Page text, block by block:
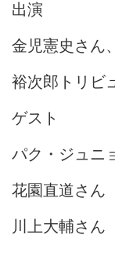
出演
金児憲史さん
裕次郎トリビ
ゲスト
パク・ジュニ
花園直道さん
川上大輔さん